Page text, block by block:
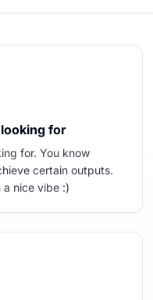
for
for. You know
certain outputs.
a nice vibe :)